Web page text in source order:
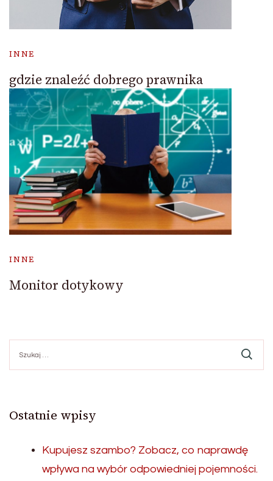
INNE
gdzie znaleźć dobrego prawnika
INNE
Monitor dotykowy
Ostatnie wpisy
Kupujesz szambo? Zobacz, co naprawdę
wpływa na wybór odpowiedniej pojemności.